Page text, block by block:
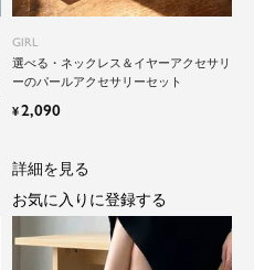
GIRL
選べる・ネックレス＆イヤーアクセサリ
ーのパールアクセサリーセット
¥2,090
詳細を見る
お気に入りに登録する